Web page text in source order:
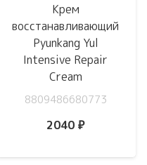
Крем
восстанавливающий
Pyunkang Yul
Intensive Repair
Cream
8809486680773
2040 ₽